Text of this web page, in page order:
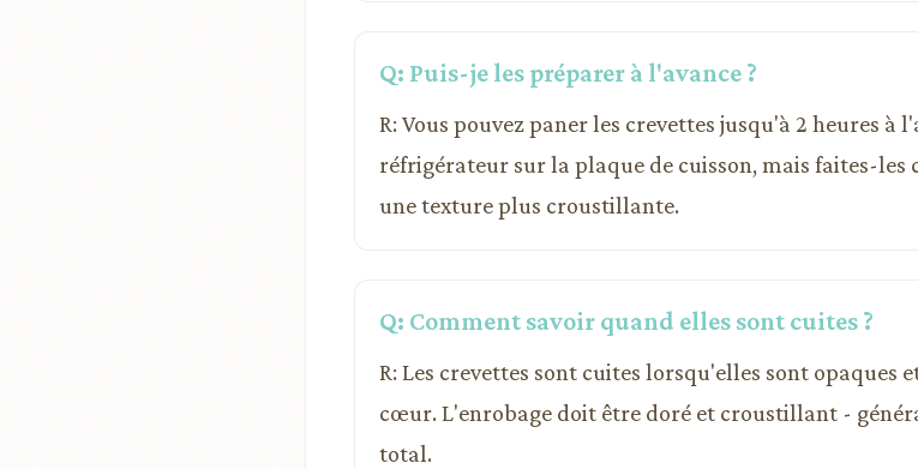
Q: Puis-je les préparer à l'avance ?
R: Vous pouvez paner les crevettes jusqu'à 2 heures à
réfrigérateur sur la plaque de cuisson, mais faites-les
une texture plus croustillante.
Q: Comment savoir quand elles sont cuites ?
R: Les crevettes sont cuites lorsqu'elles sont opaques
cœur. L'enrobage doit être doré et croustillant -
total.